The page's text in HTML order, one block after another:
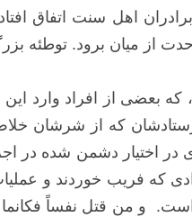
برادران اهل سنت
از میان برود. توطئه
که بعضی از افراد وارد
که از شرشان
در اختیار دشمن شده
که فریب خوردند و
و من قتل نفساً فکانما